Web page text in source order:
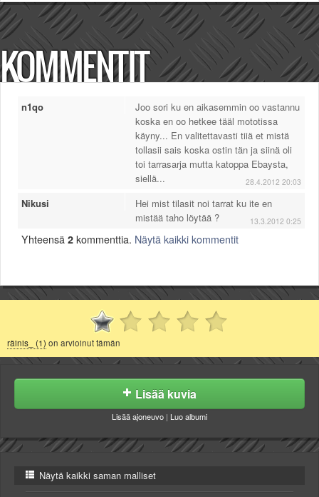
KOMMENTIT
n1qo
Joo sori ku en aikasemmin oo vastannu
koska en oo hetkee tääl mototissa
käyny... En valitettavasti tiiä et mistä
tollasii sais koska ostin tän ja siinä oli
toi tarrasarja mutta katoppa Ebaysta,
siellä...
28.4.2012 20:03
Nikusi
Hei mist tilasit noi tarrat ku ite en
mistää taho löytää ?
13.3.2012 0:25
Yhteensä 2 kommenttia. Näytä kaikki kommentit
räinis_ (1) on arvioinut tämän
Lisää kuvia
Lisää ajoneuvo | Luo albumi
Näytä kaikki saman malliset